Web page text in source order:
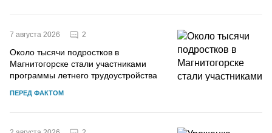
7 августа 2026 2
Около тысячи подростков в
Магнитогорске стали участниками
программы летнего трудоустройства
ПЕРЕД ФАКТОМ